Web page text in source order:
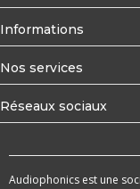
Informations
Nos services
Réseaux sociaux
Audiophonics est une